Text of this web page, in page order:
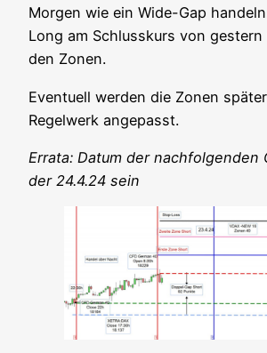
Mor­gen wie ein Wide-Gap
Long am Schluss­kurs von
den Zonen.
Even­tu­ell wer­den die Zonen
Regel­werk angepasst.
Erra­ta: Datum der nach­fol­gen­den
der 24.4.24 sein